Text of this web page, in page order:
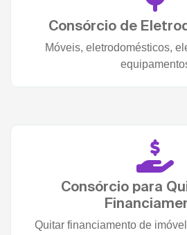
Consórcio de
Móveis, eletrodomésticos,
Consórcio para
Quitar financiamento de